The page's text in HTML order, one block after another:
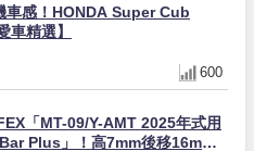
車感！HONDA Super Cub
車精選】
600
「MT-09/Y-AMT 2025年式用
Plus」！高7mm後移16mm